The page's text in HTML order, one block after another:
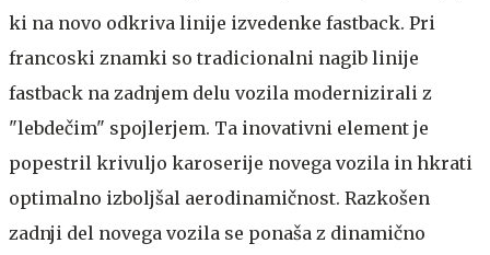
ki na novo odkriva linije izvedenke fastback. Pri
francoski znamki so tradicionalni nagib linije
fastback na zadnjem delu vozila modernizirali z
"lebdečim" spojlerjem. Ta inovativni element je
popestril krivuljo karoserije novega vozila in hkrati
optimalno izboljšal aerodinamičnost. Razkošen
zadnji del novega vozila se ponaša z dinamično